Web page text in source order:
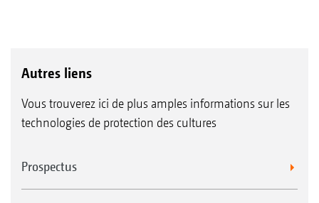
Autres liens
Vous trouverez ici de plus amples informations sur les
technologies de protection des cultures
Prospectus